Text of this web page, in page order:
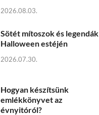
2026.08.03.
Sötét mítoszok és legendák
Halloween estéjén
2026.07.30.
Hogyan készítsünk
emlékkönyvet az
évnyitóról?